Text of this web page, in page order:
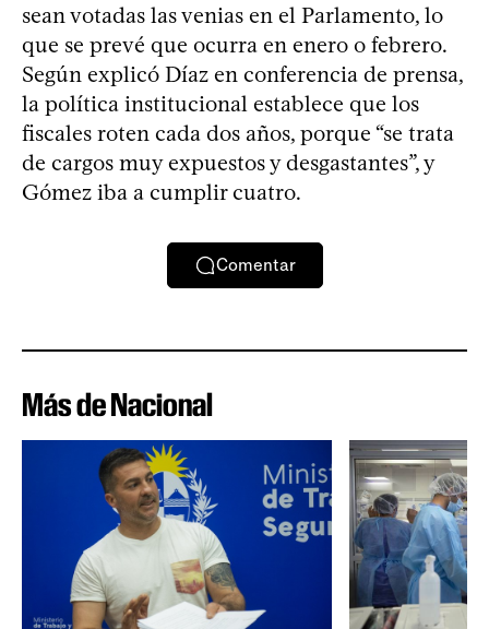
sean votadas las venias en el Parlamento, lo
que se prevé que ocurra en enero o febrero.
Según explicó Díaz en conferencia de prensa,
la política institucional establece que los
fiscales roten cada dos años, porque “se trata
de cargos muy expuestos y desgastantes”, y
Gómez iba a cumplir cuatro.
Comentar
Más de Nacional